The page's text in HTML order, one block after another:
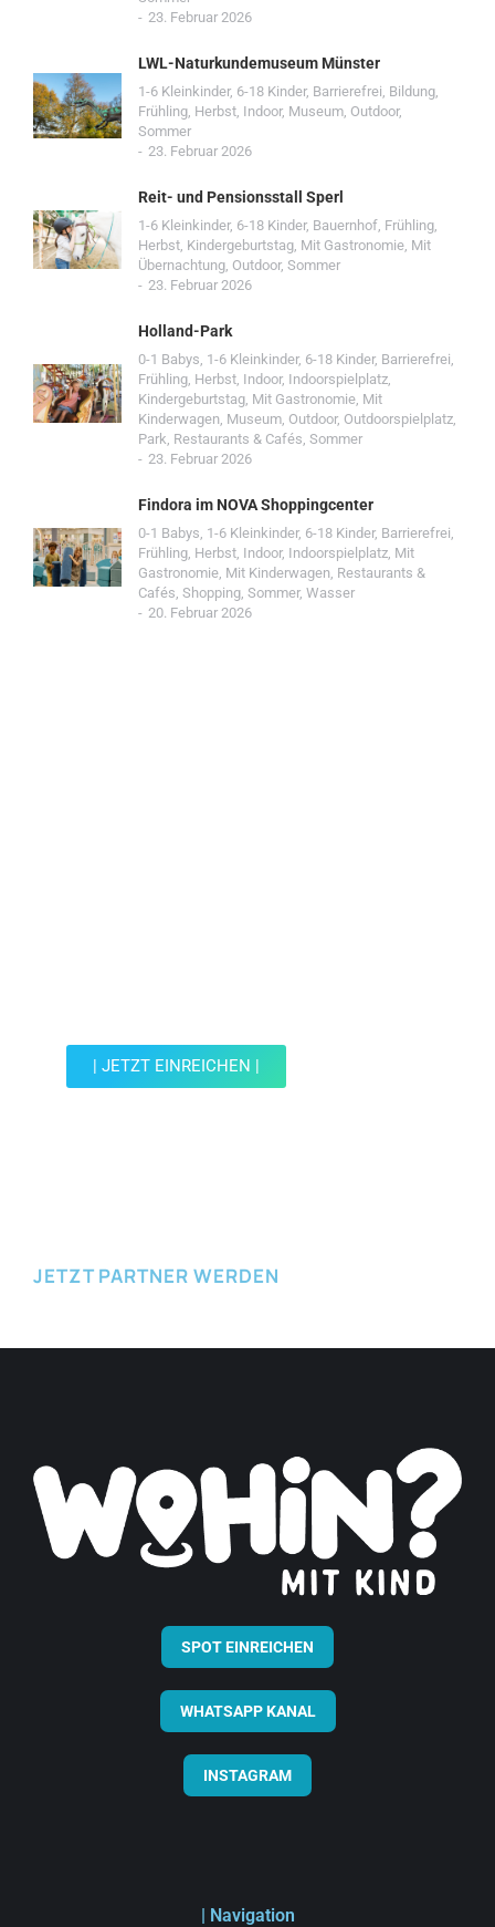
23. Februar 2026
LWL-Naturkundemuseum Münster
1-6 Kleinkinder, 6-18 Kinder, Barrierefrei, Bildung,
Frühling, Herbst, Indoor, Museum, Outdoor,
Sommer
23. Februar 2026
Reit- und Pensionsstall Sperl
1-6 Kleinkinder, 6-18 Kinder, Bauernhof, Frühling,
Herbst, Kindergeburtstag, Mit Gastronomie, Mit
Übernachtung, Outdoor, Sommer
23. Februar 2026
Holland-Park
0-1 Babys, 1-6 Kleinkinder, 6-18 Kinder, Barrierefrei,
Frühling, Herbst, Indoor, Indoorspielplatz,
Kindergeburtstag, Mit Gastronomie, Mit
Kinderwagen, Museum, Outdoor, Outdoorspielplatz,
Park, Restaurants & Cafés, Sommer
23. Februar 2026
Findora im NOVA Shoppingcenter
0-1 Babys, 1-6 Kleinkinder, 6-18 Kinder, Barrierefrei,
Frühling, Herbst, Indoor, Indoorspielplatz, Mit
Gastronomie, Mit Kinderwagen, Restaurants &
Cafés, Shopping, Sommer, Wasser
20. Februar 2026
| JETZT EINREICHEN |
JETZT PARTNER WERDEN
SPOT EINREICHEN
WHATSAPP KANAL
INSTAGRAM
| Navigation